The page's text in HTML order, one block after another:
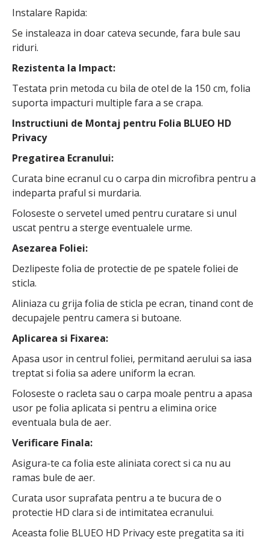
Instalare Rapida:
Se instaleaza in doar cateva secunde, fara bule sau
riduri.
Rezistenta la Impact:
Testata prin metoda cu bila de otel de la 150 cm, folia
suporta impacturi multiple fara a se crapa.
Instructiuni de Montaj pentru Folia BLUEO HD
Privacy
Pregatirea Ecranului:
Curata bine ecranul cu o carpa din microfibra pentru a
indeparta praful si murdaria.
Foloseste o servetel umed pentru curatare si unul
uscat pentru a sterge eventualele urme.
Asezarea Foliei:
Dezlipeste folia de protectie de pe spatele foliei de
sticla.
Aliniaza cu grija folia de sticla pe ecran, tinand cont de
decupajele pentru camera si butoane.
Aplicarea si Fixarea:
Apasa usor in centrul foliei, permitand aerului sa iasa
treptat si folia sa adere uniform la ecran.
Foloseste o racleta sau o carpa moale pentru a apasa
usor pe folia aplicata si pentru a elimina orice
eventuala bula de aer.
Verificare Finala:
Asigura-te ca folia este aliniata corect si ca nu au
ramas bule de aer.
Curata usor suprafata pentru a te bucura de o
protectie HD clara si de intimitatea ecranului.
Aceasta folie BLUEO HD Privacy este pregatita sa iti